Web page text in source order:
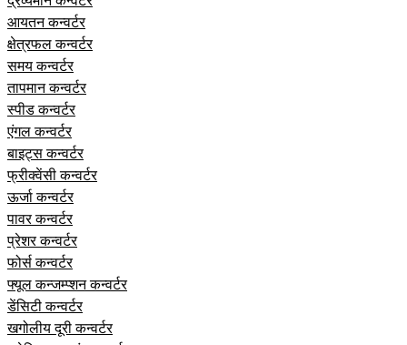
आयतन कन्वर्टर
क्षेत्रफल कन्वर्टर
समय कन्वर्टर
तापमान कन्वर्टर
स्पीड कन्वर्टर
एंगल कन्वर्टर
बाइट्स कन्वर्टर
फ्रीक्वेंसी कन्वर्टर
ऊर्जा कन्वर्टर
पावर कन्वर्टर
प्रेशर कन्वर्टर
फोर्स कन्वर्टर
फ्यूल कन्जम्प्शन कन्वर्टर
डेंसिटी कन्वर्टर
खगोलीय दूरी कन्वर्टर